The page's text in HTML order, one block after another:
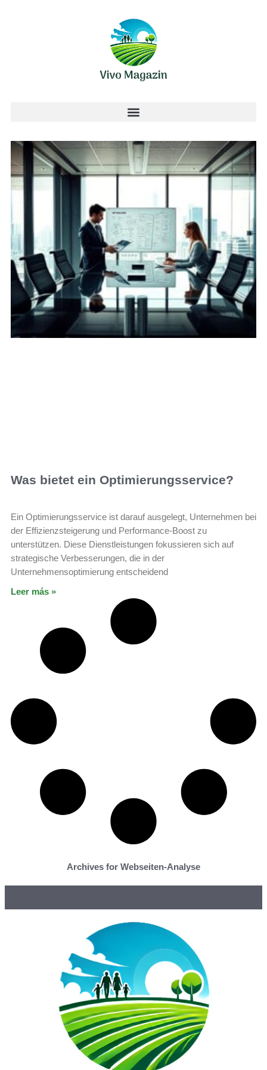
Was bietet ein Optimierungsservice?
Ein Optimierungsservice ist darauf ausgelegt, Unternehmen bei
der Effizienzsteigerung und Performance-Boost zu
unterstützen. Diese Dienstleistungen fokussieren sich auf
strategische Verbesserungen, die in der
Unternehmensoptimierung entscheidend
Leer más »
Archives for Webseiten-Analyse